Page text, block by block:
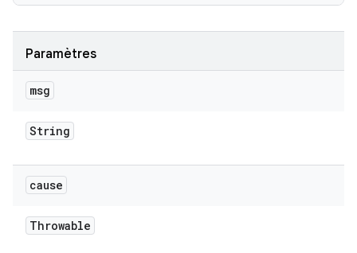
Paramètres
msg
String
cause
Throwable